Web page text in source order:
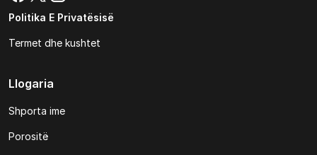
Politika E Privatësisë
Termet dhe kushtet
Llogaria
Shporta ime
Porositë